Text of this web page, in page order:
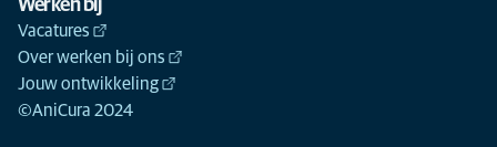
Werken bij
Vacatures
Over werken bij ons
Jouw ontwikkeling
©AniCura 2024